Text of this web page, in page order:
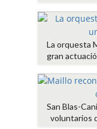
La orquesta
gran
San Blas-
voluntarios